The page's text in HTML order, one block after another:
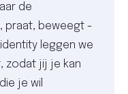
de
praat, beweegt -
leggen we
zodat jij je kan
je wil